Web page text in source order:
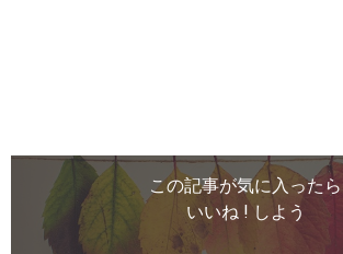
この記事が気に入ったら
いいね ! しよう